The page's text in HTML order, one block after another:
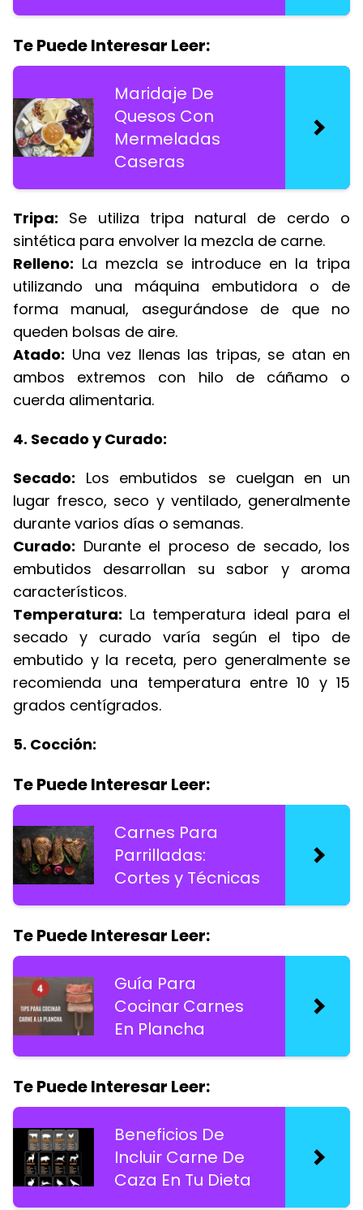
Te Puede Interesar Leer:
Maridaje De
Quesos Con
Mermeladas
Caseras
Tripa: Se utiliza tripa natural de cerdo o
sintética para envolver la mezcla de carne.
Relleno: La mezcla se introduce en la tripa
utilizando una máquina embutidora o de
forma manual, asegurándose de que no
queden bolsas de aire.
Atado: Una vez llenas las tripas, se atan en
ambos extremos con hilo de cáñamo o
cuerda alimentaria.
4. Secado y Curado:
Secado: Los embutidos se cuelgan en un
lugar fresco, seco y ventilado, generalmente
durante varios días o semanas.
Curado: Durante el proceso de secado, los
embutidos desarrollan su sabor y aroma
característicos.
Temperatura: La temperatura ideal para el
secado y curado varía según el tipo de
embutido y la receta, pero generalmente se
recomienda una temperatura entre 10 y 15
grados centígrados.
5. Cocción:
Te Puede Interesar Leer:
Carnes Para
Parrilladas:
Cortes y Técnicas
Te Puede Interesar Leer:
Guía Para
Cocinar Carnes
En Plancha
Te Puede Interesar Leer:
Beneficios De
Incluir Carne De
Caza En Tu Dieta